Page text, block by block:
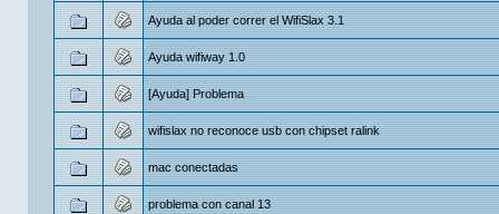
Ayuda al poder correr el WifiSlax 3.1
Ayuda wifiway 1.0
[Ayuda] Problema
wifislax no reconoce usb con chipset ralink
mac conectadas
problema con canal 13